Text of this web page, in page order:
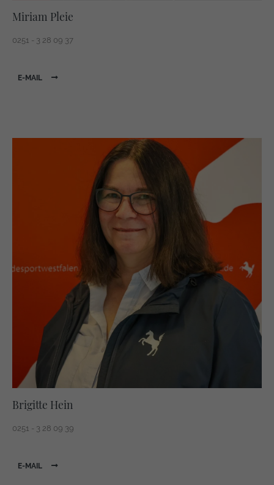
Miriam Pleie
0251 - 3 28 09 37
E-MAIL
Brigitte Hein
0251 - 3 28 09 39
E-MAIL